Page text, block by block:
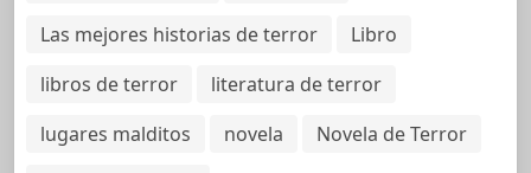
Las mejores historias de terror
Libro
libros de terror
literatura de terror
lugares malditos
novela
Novela de Terror